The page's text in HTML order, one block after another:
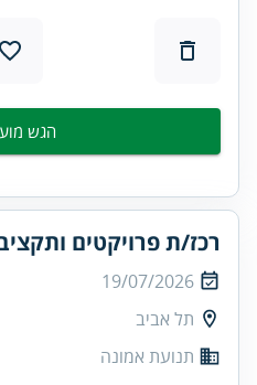
הגש
רכז/ת פרויקטים
19/07/2026
תל אביב
תנועת אמונה